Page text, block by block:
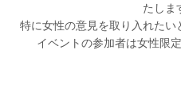
たしま
特に女性の意見を取り入れたい
イベントの参加者は女性限